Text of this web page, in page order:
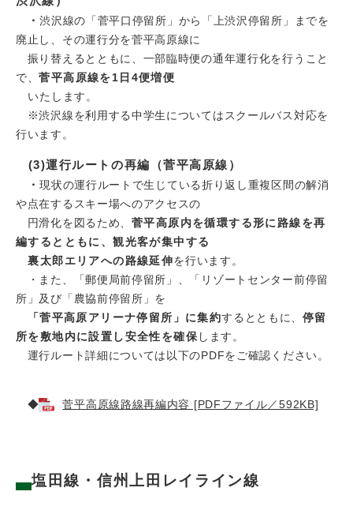
・渋沢線の「菅平口停留所」から「上渋沢停留所」までを
廃止し、その運行分を菅平高原線に
振り替えるとともに、一部臨時便の通年運行化を行うこと
で、菅平高原線を1日4便増便
いたします。
※渋沢線を利用する中学生についてはスクールバス対応を
行います。
(3)運行ルートの再編（菅平高原線）
・現状の運行ルートで生じている折り返し重複区間の解消
や点在するスキー場へのアクセスの
円滑化を図るため、 菅平高原内を循環する形に路線を再
編するとともに、観光客が集中する
裏太郎エリアへの路線延伸を行います。
・また、「郵便局前停留所」、「リゾートセンター前停留
所」及び「農協前停留所」を
「菅平高原アリーナ停留所」に集約するとともに、停留
所を敷地内に設置し安全性を確保 します。
運行ルート詳細については以下のPDFをご確認ください。
◆ 菅平高原線路線再編内容 [PDFファイル／592KB]
塩田線・信州上田レイライン線